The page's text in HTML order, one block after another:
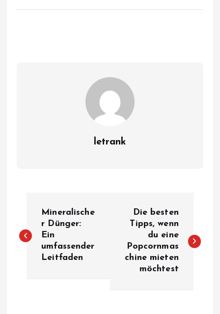
letrank
o
Mineralische
r Dünger:
Ein
umfassender
Leitfaden
Die besten
Tipps, wenn
du eine
Popcornmas
chine mieten
möchtest